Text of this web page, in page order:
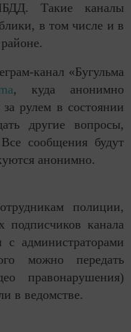
Такие каналы
в том числе и в
канал «Бугульма
, куда анонимно
рулем в состоянии
другие вопросы,
сообщения будут
анонимно.
полиции,
подписчиков канала
с администраторами
можно передать
правонарушения)
в ведомстве.